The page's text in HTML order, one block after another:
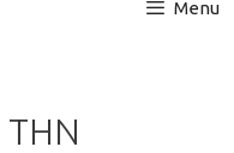
Menu
ΤΗΝ